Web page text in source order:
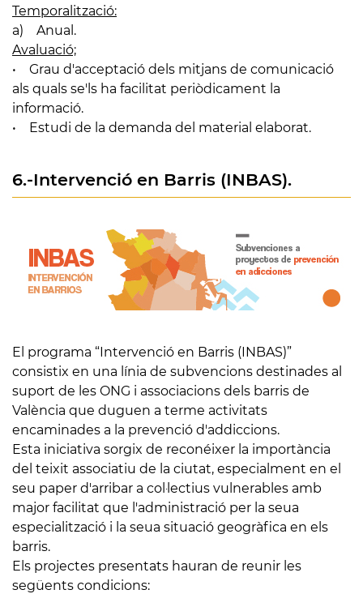
Temporalització:
a) Anual.
Avaluació;
• Grau d'acceptació dels mitjans de comunicació
als quals se'ls ha facilitat periòdicament la
informació.
• Estudi de la demanda del material elaborat.
6.-Intervenció en Barris (INBAS).
El programa “Intervenció en Barris (INBAS)”
consistix en una línia de subvencions destinades al
suport de les ONG i associacions dels barris de
València que duguen a terme activitats
encaminades a la prevenció d'addiccions.
Esta iniciativa sorgix de reconéixer la importància
del teixit associatiu de la ciutat, especialment en el
seu paper d'arribar a col·lectius vulnerables amb
major facilitat que l'administració per la seua
especialització i la seua situació geogràfica en els
barris.
Els projectes presentats hauran de reunir les
següents condicions: